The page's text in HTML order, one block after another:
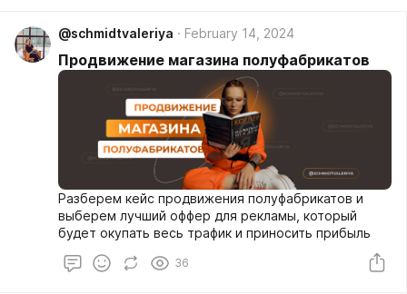
@schmidtvaleriya February 14, 2024
Продвижение магазина полуфабрикатов
Разберем кейс продвижения полуфабрикатов и
выберем лучший оффер для рекламы, который
будет окупать весь трафик и приносить прибыль
36